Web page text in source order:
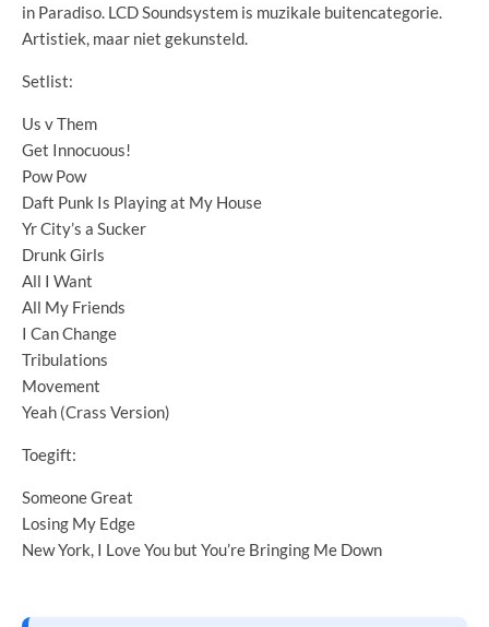
in Paradiso. LCD Soundsystem is muzikale buitencategorie.
Artistiek, maar niet gekunsteld.
Setlist:
Us v Them
Get Innocuous!
Pow Pow
Daft Punk Is Playing at My House
Yr City’s a Sucker
Drunk Girls
All I Want
All My Friends
I Can Change
Tribulations
Movement
Yeah (Crass Version)
Toegift:
Someone Great
Losing My Edge
New York, I Love You but You’re Bringing Me Down